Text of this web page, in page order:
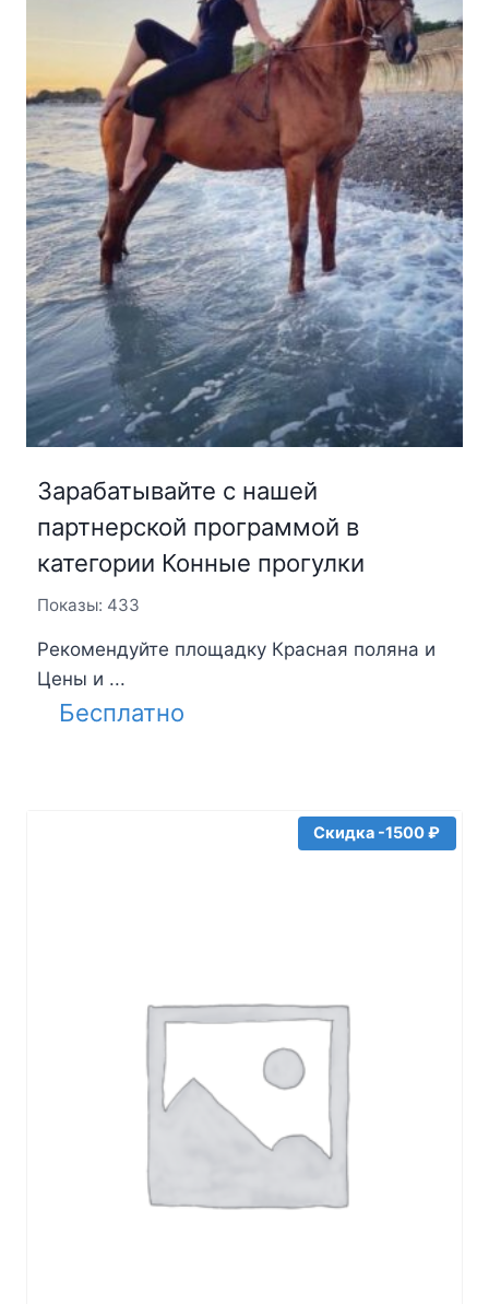
Зарабатывайте с нашей
партнерской программой в
категории Конные прогулки
Показы: 433
Рекомендуйте площадку Красная поляна и
Цены и ...
Бесплатно
Скидка -1500 ₽